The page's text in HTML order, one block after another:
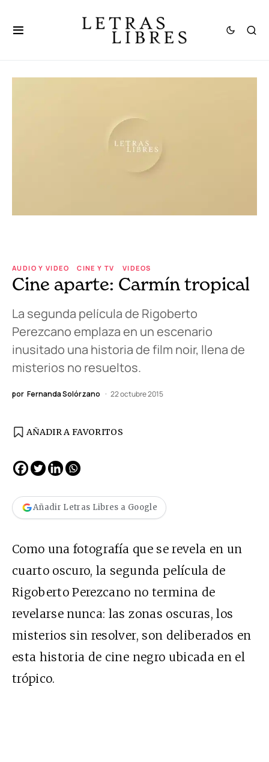
AUDIO Y VIDEO CINE Y TV VIDEOS
Cine aparte: Carmín tropical
La segunda película de Rigoberto
Perezcano emplaza en un escenario
inusitado una historia de film noir, llena de
misterios no resueltos.
por Fernanda Solórzano 22 octubre 2015
AÑADIR A FAVORITOS
Añadir Letras Libres a Google
Como una fotografía que se revela en un
cuarto oscuro, la segunda película de
Rigoberto Perezcano no termina de
revelarse nunca: las zonas oscuras, los
misterios sin resolver, son deliberados en
esta historia de cine negro ubicada en el
trópico.